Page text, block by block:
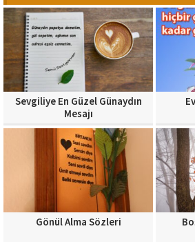
Sevgiliye En Güzel Günaydın
Mesajı
Gönül Alma Sözleri